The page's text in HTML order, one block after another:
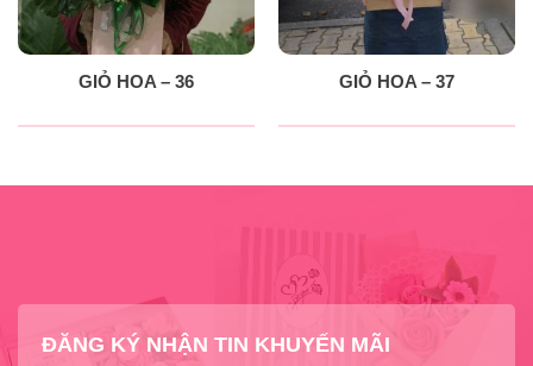
GIỎ HOA – 36 GIỎ HOA – 37
ĐĂNG KÝ NHẬN TIN KHUYẾN MÃI